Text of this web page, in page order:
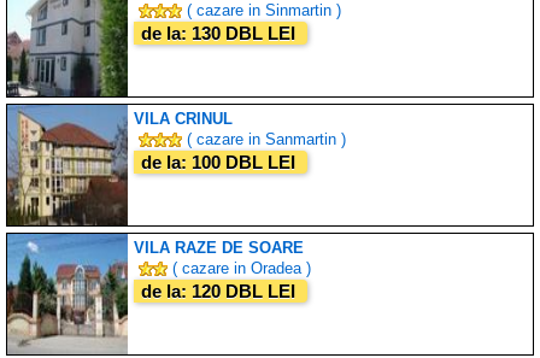
( cazare in Sinmartin )
de la: 130 DBL LEI
VILA CRINUL
( cazare in Sanmartin )
de la: 100 DBL LEI
VILA RAZE DE SOARE
( cazare in Oradea )
de la: 120 DBL LEI